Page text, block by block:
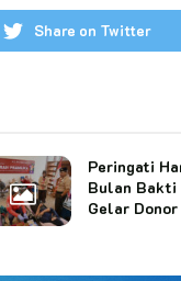
Share on Twitter
Peringati
Bulan Bakti
Gelar